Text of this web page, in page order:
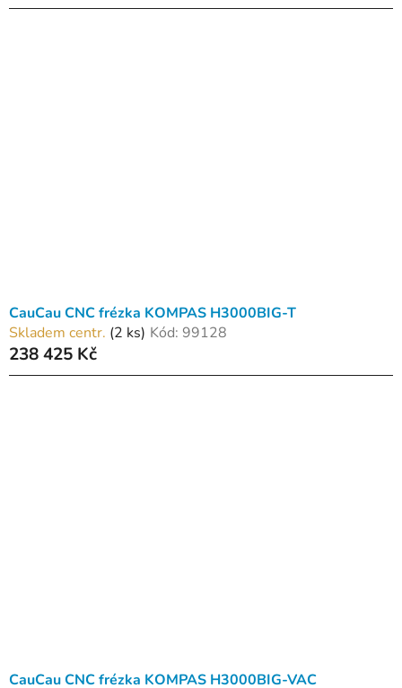
CauCau CNC frézka KOMPAS H3000BIG-T
Skladem centr. (2 ks) Kód: 99128
238 425 Kč
CauCau CNC frézka KOMPAS H3000BIG-VAC